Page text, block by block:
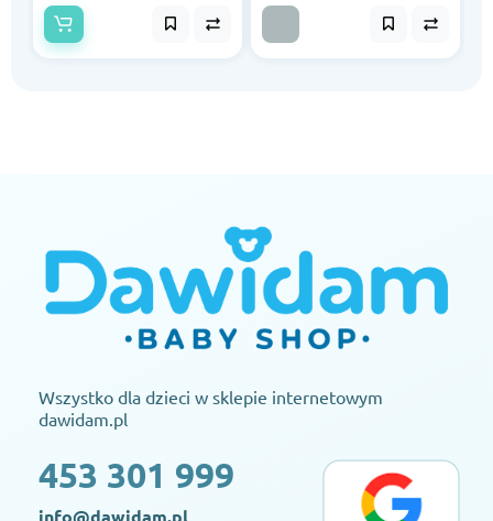
Wszystko dla dzieci w sklepie internetowym
dawidam.pl
453 301 999
info@dawidam.pl